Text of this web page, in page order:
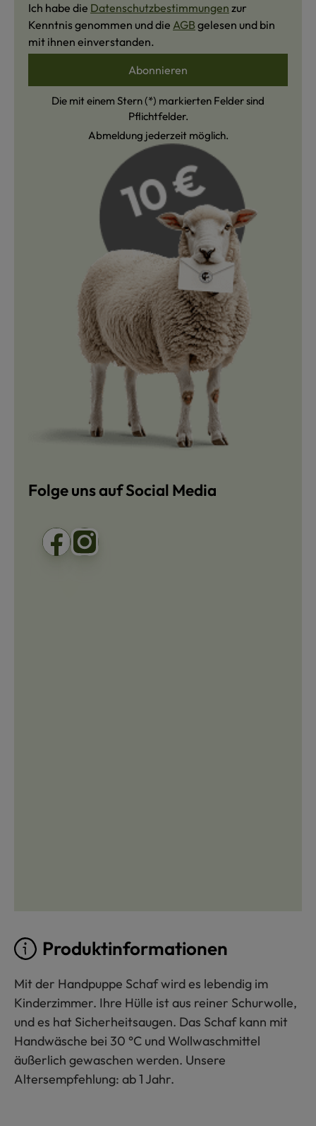
Ich habe die Datenschutzbestimmungen zur
Kenntnis genommen und die AGB gelesen und bin
mit ihnen einverstanden.
Abonnieren
Die mit einem Stern (*) markierten Felder sind
Pflichtfelder.
Abmeldung jederzeit möglich.
Folge uns auf Social Media
Produktinformationen
Mit der Handpuppe Schaf wird es lebendig im
Kinderzimmer. Ihre Hülle ist aus reiner Schurwolle,
und es hat Sicherheitsaugen. Das Schaf kann mit
Handwäsche bei 30 °C und Wollwaschmittel
äußerlich gewaschen werden. Unsere
Altersempfehlung: ab 1 Jahr.